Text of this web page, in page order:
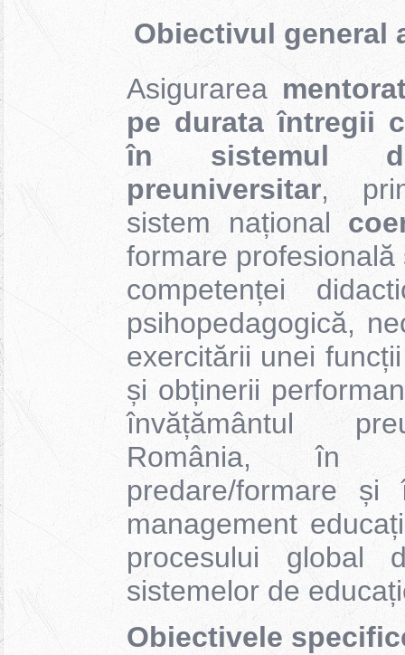
Obiectivul general
Asigurarea
pe durata întregii
în sistemul
preuniversitar,
sistem național
formare
competenței
psihopedagogică,
exercitării unei
și obținerii
învățământul
România, în
predare/formare
management
procesului global
sistemelor de
Obiectivele